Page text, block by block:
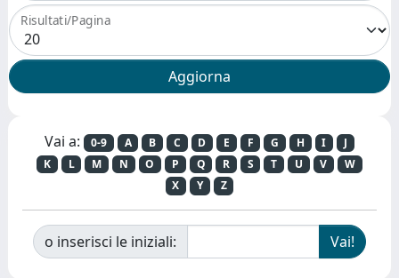
Risultati/Pagina
Vai a: 0-9 A B C D E F G H I
J
K
L M N O P Q R S T U V
W
X
Y Z
o inserisci le iniziali: